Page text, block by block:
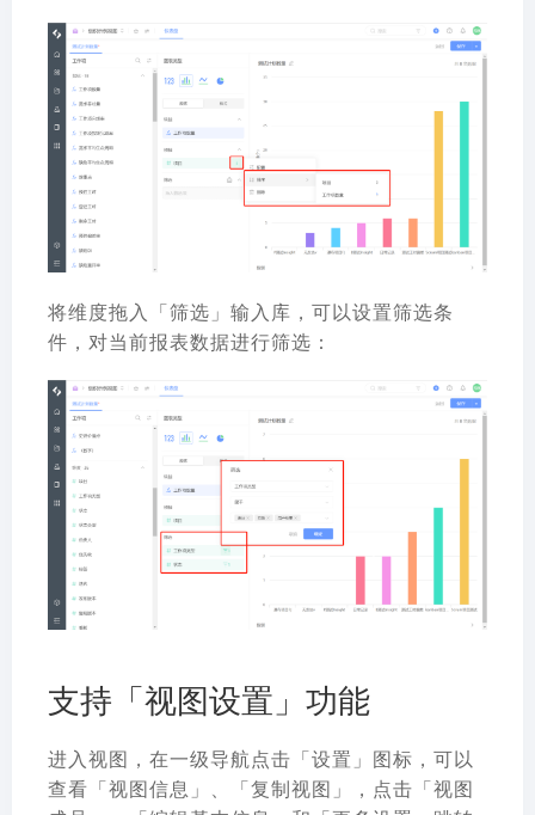
将维度拖入「筛选」输入库，可以设置筛选条
件，对当前报表数据进行筛选：
支持「视图设置」功能
进入视图，在一级导航点击「设置」图标，可以
查看「视图信息」、「复制视图」，点击「视图